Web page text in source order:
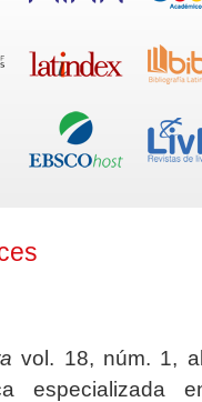
vol. 18, núm. 1,
especializada